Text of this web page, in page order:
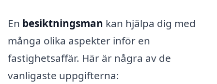
En besiktningsman kan hjälpa dig med
många olika aspekter inför en
fastighetsaffär. Här är några av de
vanligaste uppgifterna: